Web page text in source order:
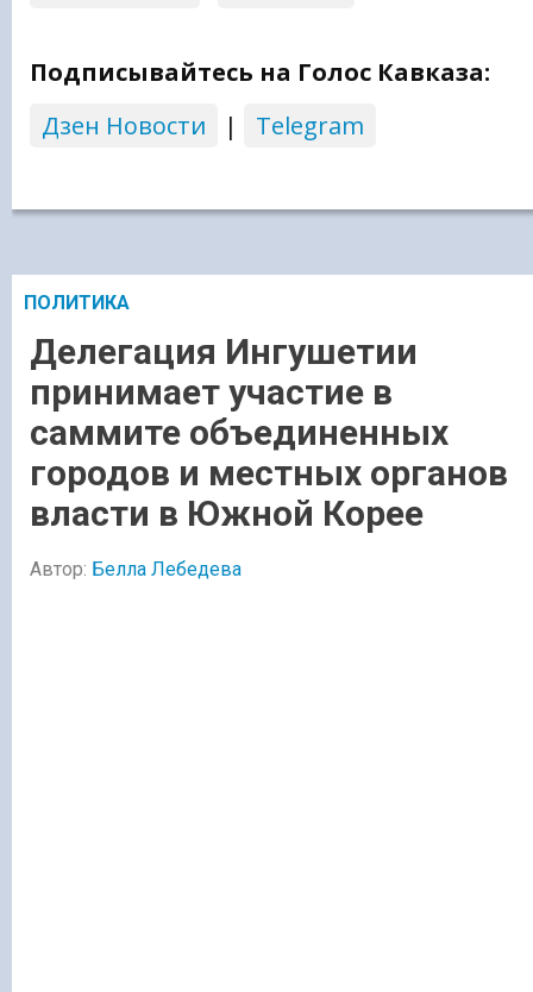
Подписывайтесь на Голос Кавказа:
Дзен Новости
| Telegram
ПОЛИТИКА
Делегация Ингушетии
принимает участие в
саммите объединенных
городов и местных органов
власти в Южной Корее
Автор: Белла Лебедева